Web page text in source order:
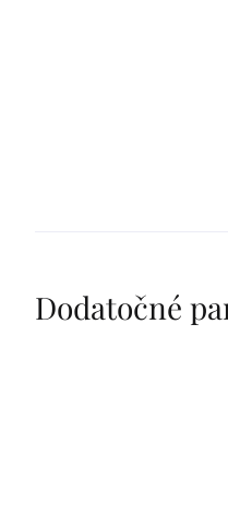
Dodatočné